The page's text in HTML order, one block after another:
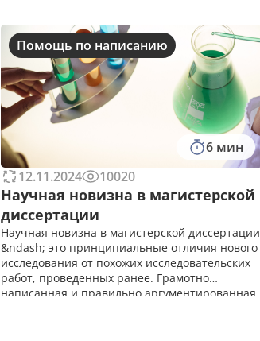
Рекомендуемый объем вступительной части
Помощь по написанию
6 мин
12.11.2024
10020
Научная новизна в магистерской
диссертации
Научная новизна в магистерской диссертации
&ndash; это принципиальные отличия нового
исследования от похожих исследовательских
работ, проведенных ранее. Грамотно
написанная и правильно аргументированная